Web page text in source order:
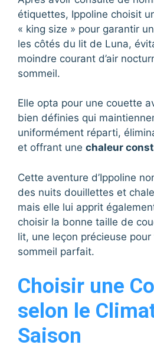
étiquettes, Ippoline choisit
« king size » pour garantir
les côtés du lit de Luna,
moindre courant d’air
sommeil.
Elle opta pour une couette
bien définies qui
uniformément réparti,
et offrant une chaleur
Cette aventure d’Ippoline
des nuits douillettes et
mais elle lui apprit
choisir la bonne taille de
lit, une leçon précieuse
sommeil parfait.
Choisir une
selon le
Saison